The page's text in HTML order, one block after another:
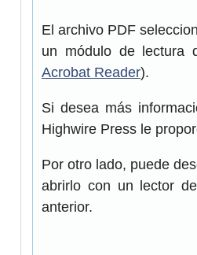
El archivo PDF
un módulo de lectura
Acrobat Reader).
Si desea más
Highwire Press le
Por otro lado, puede
abrirlo con un lector
anterior.